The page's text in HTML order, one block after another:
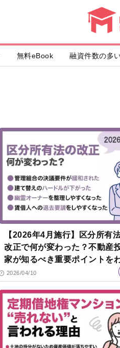
無料eBook 融資件数の多
【2026年4月施行】区分所有
改正で何が変わった？不動産
家が知るべき重要ポイントを
りやすく解説
2026/04/10